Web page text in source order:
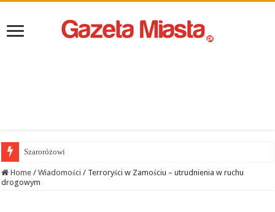
Szaroróżowi
Home / Wiadomości / Terroryści w Zamościu – utrudnienia w ruchu
drogowym